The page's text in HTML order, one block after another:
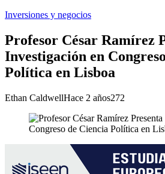
Inversiones y negocios
Profesor César Ramírez
Investigación en
Política en Lisboa
Ethan CaldwellHace 2 años272